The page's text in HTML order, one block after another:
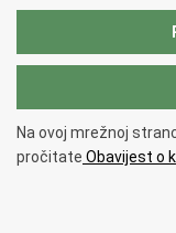
EU National
Međunarodni centar
Copyright © 2026
pristupačnosti.
Na ovoj mrežnoj
pročitate Obavijest o